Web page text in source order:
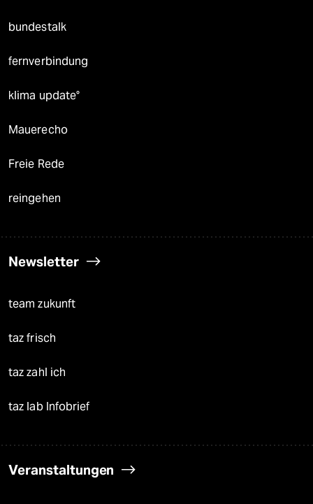
bundestalk
fernverbindung
klima update°
Mauerecho
Freie Rede
reingehen
Newsletter
team zukunft
taz frisch
taz zahl ich
taz lab Infobrief
Veranstaltungen